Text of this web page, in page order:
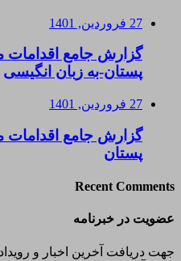
27 فروردین, 1401
گزارش جامع
پستان-به زبان انگیسی
27 فروردین, 1401
گزارش جامع
پستان
Recent Comments
عضویت در خبرنامه
جهت دریافت آخرین اخبار و